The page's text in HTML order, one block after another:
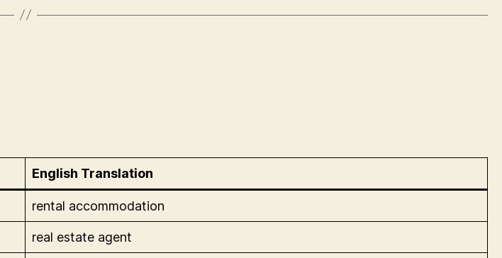
English Translation
rental accommodation
real estate agent